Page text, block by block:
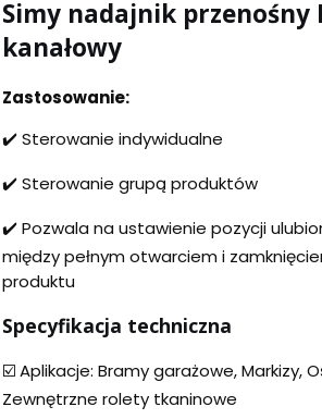
Simy nadajnik przenośny
kanałowy
Zastosowanie:
✔️ Sterowanie indywidualne
✔️ Sterowanie grupą produktów
✔️ Pozwala na ustawienie pozycji
między pełnym otwarciem i
produktu
Specyfikacja techniczna
☑️ Aplikacje: Bramy garażowe, Markizy,
Zewnętrzne rolety tkaninowe